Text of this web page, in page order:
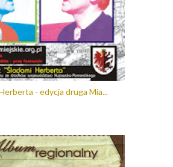
- edycja druga Mia...